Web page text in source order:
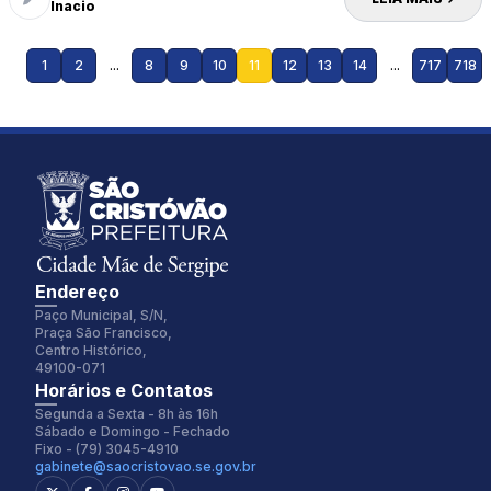
Inacio
1 2 ... 8 9 10 11 12 13 14 ... 717 718
Inter
Espaçamento Fonte:
Endereço
Paço Municipal, S/N,
Praça São Francisco,
Centro Histórico,
49100-071
Horários e Contatos
Segunda a Sexta - 8h às 16h
Sábado e Domingo - Fechado
Fixo - (79) 3045-4910
gabinete@saocristovao.se.gov.br